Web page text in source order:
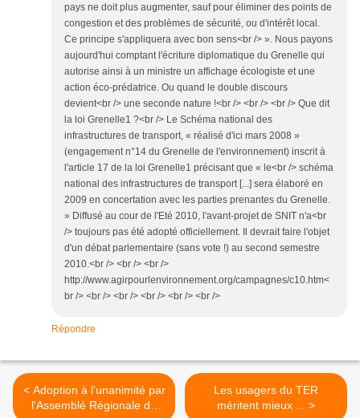
pays ne doit plus augmenter, sauf pour éliminer des points de
congestion et des problèmes de sécurité, ou d'intérêt local.
Ce principe s'appliquera avec bon sens<br /> ». Nous payons
aujourd'hui comptant l'écriture diplomatique du Grenelle qui
autorise ainsi à un ministre un affichage écologiste et une
action éco-prédatrice. Ou quand le double discours
devient<br /> une seconde nature !<br /> <br /> <br /> Que dit
la loi Grenelle1 ?<br /> Le Schéma national des
infrastructures de transport, « réalisé d'ici mars 2008 »
(engagement n°14 du Grenelle de l'environnement) inscrit à
l'article 17 de la loi Grenelle1 précisant que « le<br /> schéma
national des infrastructures de transport [...] sera élaboré en
2009 en concertation avec les parties prenantes du Grenelle.
» Diffusé au cour de l'Eté 2010, l'avant-projet de SNIT n'a<br
/> toujours pas été adopté officiellement. Il devrait faire l'objet
d'un débat parlementaire (sans vote !) au second semestre
2010.<br /> <br /> <br />
http://www.agirpourlenvironnement.org/campagnes/c10.htm<
br /> <br /> <br /> <br /> <br /> <br />
Répondre
< Adoption à l'unanimité par
l'Assemblé Régionale de
Les usagers du TER
méritent mieux ... >